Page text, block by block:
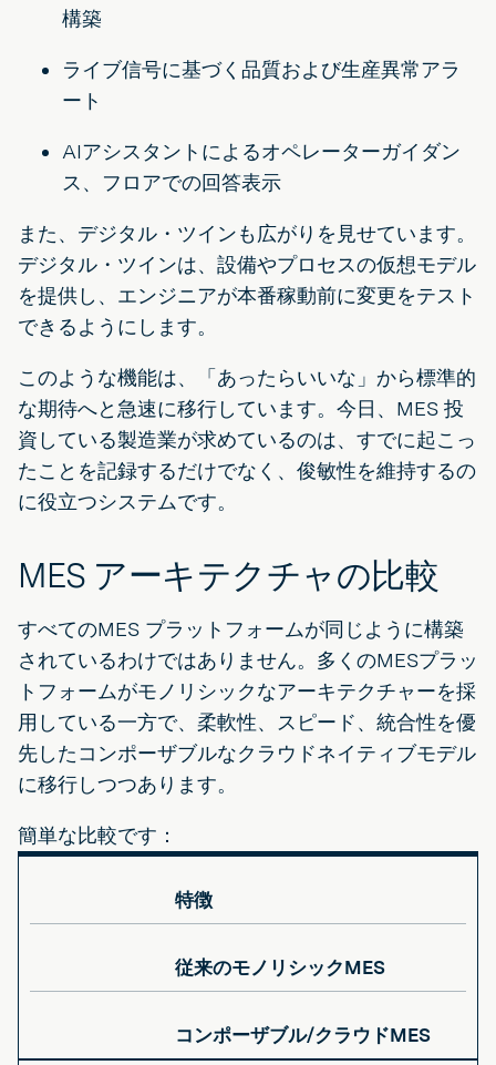
構築
ライブ信号に基づく品質および生産異常アラ
ート
AIアシスタントによるオペレーターガイダン
ス、フロアでの回答表示
また、デジタル・ツインも広がりを見せています。
デジタル・ツインは、設備やプロセスの仮想モデル
を提供し、エンジニアが本番稼動前に変更をテスト
できるようにします。
このような機能は、「あったらいいな」から標準的
な期待へと急速に移行しています。今日、MES 投
資している製造業が求めているのは、すでに起こっ
たことを記録するだけでなく、俊敏性を維持するの
に役立つシステムです。
MES アーキテクチャの比較
すべてのMES プラットフォームが同じように構築
されているわけではありません。多くのMESプラッ
トフォームがモノリシックなアーキテクチャーを採
用している一方で、柔軟性、スピード、統合性を優
先したコンポーザブルなクラウドネイティブモデル
に移行しつつあります。
簡単な比較です：
特徴
従来のモノリシックMES
コンポーザブル/クラウドMES